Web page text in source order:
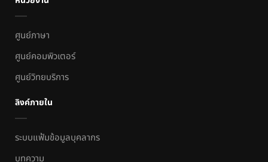
ศูนย์ภาษา
ศูนย์คอมพิวเตอร์
ศูนย์วิทยบริการ
ลิงค์ภายใน
ระบบแฟ้มข้อมูลบุคลากร
บทความ